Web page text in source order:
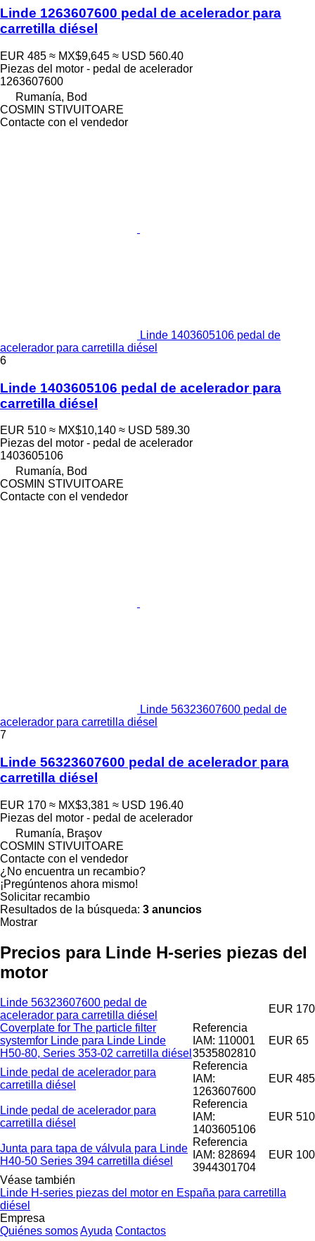
Linde 1263607600 pedal de acelerador para
carretilla diésel
EUR 485 ≈ MX$9,645 ≈ USD 560.40
Piezas del motor - pedal de acelerador
1263607600
Rumanía, Bod
COSMIN STIVUITOARE
Contacte con el vendedor
Linde 1403605106 pedal de
acelerador para carretilla diésel
6
Linde 1403605106 pedal de acelerador para
carretilla diésel
EUR 510 ≈ MX$10,140 ≈ USD 589.30
Piezas del motor - pedal de acelerador
1403605106
Rumanía, Bod
COSMIN STIVUITOARE
Contacte con el vendedor
Linde 56323607600 pedal de
acelerador para carretilla diésel
7
Linde 56323607600 pedal de acelerador para
carretilla diésel
EUR 170 ≈ MX$3,381 ≈ USD 196.40
Piezas del motor - pedal de acelerador
Rumanía, Braşov
COSMIN STIVUITOARE
Contacte con el vendedor
¿No encuentra un recambio?
¡Pregúntenos ahora mismo!
Solicitar recambio
Resultados de la búsqueda: 3 anuncios
Mostrar
Precios para Linde H-series piezas del
motor
Linde 56323607600 pedal de
acelerador para carretilla diésel
EUR 170
Coverplate for The particle filter
systemfor Linde para Linde Linde
H50-80, Series 353-02 carretilla diésel
Referencia
IAM: 110001
3535802810
EUR 65
Linde pedal de acelerador para
carretilla diésel
Referencia
IAM:
1263607600
EUR 485
Linde pedal de acelerador para
carretilla diésel
Referencia
IAM:
1403605106
EUR 510
Junta para tapa de válvula para Linde
H40-50 Series 394 carretilla diésel
Referencia
IAM: 828694
3944301704
EUR 100
Véase también
Linde H-series piezas del motor en España para carretilla
diésel
Empresa
Quiénes somosAyuda Contactos